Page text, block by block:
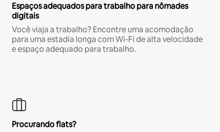
Espaços adequados para trabalho para nômades
digitais
Você viaja a trabalho? Encontre uma acomodação
para uma estadia longa com Wi-Fi de alta velocidade
e espaço adequado para trabalho.
Procurando flats?